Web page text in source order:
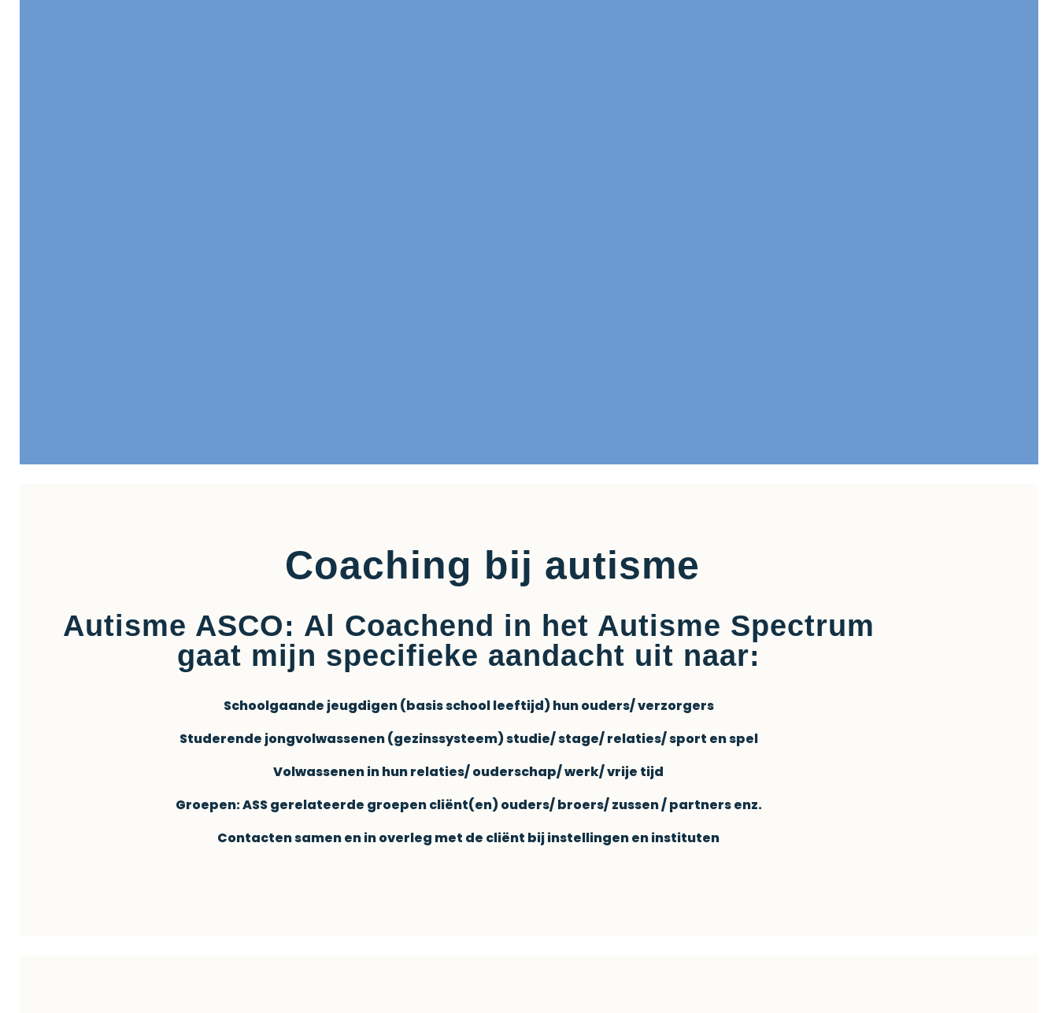
Coaching bij autisme
Autisme ASCO: Al Coachend in het Autisme Spectrum
gaat mijn specifieke aandacht uit naar:
Schoolgaande jeugdigen (basis school leeftijd) hun ouders/ verzorgers
Studerende jongvolwassenen (gezinssysteem) studie/ stage/ relaties/ sport en spel
Volwassenen in hun relaties/ ouderschap/ werk/ vrije tijd
Groepen: ASS gerelateerde groepen cliënt(en) ouders/ broers/ zussen / partners enz.
Contacten samen en in overleg met de cliënt bij instellingen en instituten